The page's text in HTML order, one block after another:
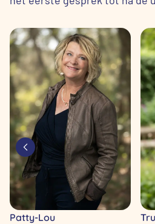
Patty-Lou